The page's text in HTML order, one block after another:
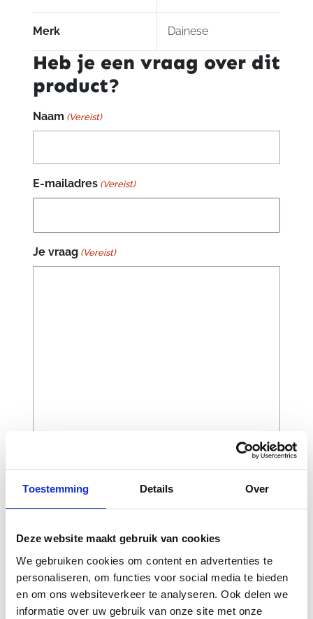
Toestemming Details Over
Deze website maakt gebruik van cookies
We gebruiken cookies om content en advertenties te
personaliseren, om functies voor social media te bieden
en om ons websiteverkeer te analyseren. Ook delen we
informatie over uw gebruik van onze site met onze
Merk Dainese
Heb je een vraag over dit
product?
Naam (Vereist)
E-mailadres (Vereist)
Je vraag (Vereist)
CAPTCHA